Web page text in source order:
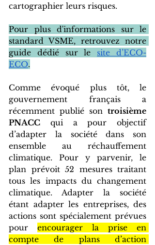
cartographier leurs risques.
Pour plus d'informations sur le
standard VSME, retrouvez notre
guide dédié sur le site d’ECO-
ECO.
Comme évoqué plus tôt, le
gouvernement français a
récemment publié son troisième
PNACC qui a pour objectif
d’adapter la société dans son
ensemble au réchauffement
climatique. Pour y parvenir, le
plan prévoit 52 mesures traitant
tous les impacts du changement
climatique. Adapter la société
étant adapter les entreprises, des
actions sont spécialement prévues
pour encourager la prise en
compte de plans d’action